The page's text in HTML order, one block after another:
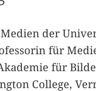
der
für
für
College,